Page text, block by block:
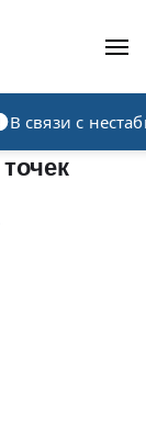
В связи с